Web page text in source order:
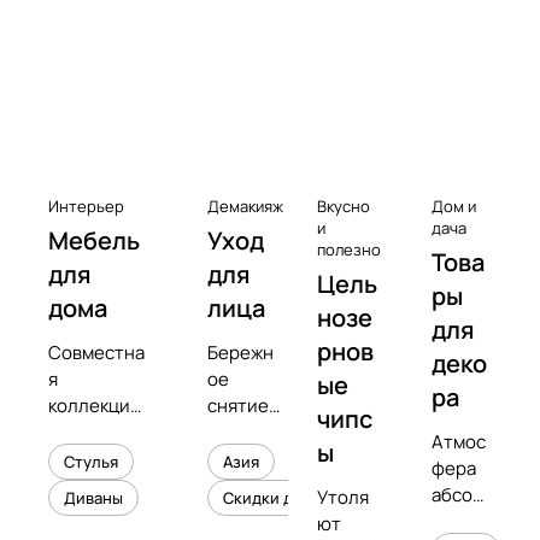
а
р
к
в
и
н
и
л
о
в
Интерьер
Мебель
для
дома
Совместна
я
коллекция
предметны
м
дизайнеро
Стулья
Диваны
Демакияж
Уход
для
лица
Бережн
ое
снятие
и
увлажне
ние
Азия
Скидки до 50%
Вкусно
и
полезно
Цель
нозе
рнов
ые
чипс
ы
Утоля
ют
Дом и
дача
Това
ры
для
деко
ра
Атмос
фера
абсол